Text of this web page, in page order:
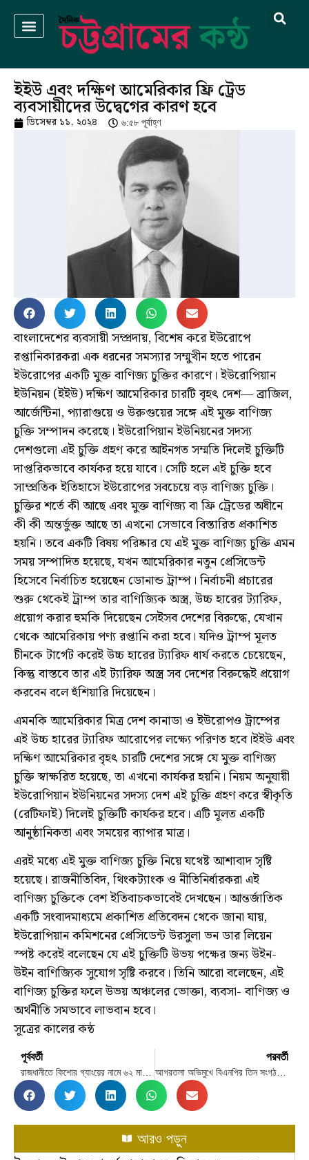
ইইউ এবং দক্ষিণ আমেরিকার ফ্রি ট্রেড
ব্যবসায়ীদের উদ্বেগের কারণ হবে
ডিসেম্বর ১১, ২০২৪ ৬:৫৮ পূর্বাহ্ণ
বাংলাদেশের ব্যবসায়ী সম্প্রদায়, বিশেষ করে ইউরোপে
রপ্তানিকারকরা এক ধরনের সমস্যার সম্মুখীন হতে পারেন
ইউরোপের একটি মুক্ত বাণিজ্য চুক্তির কারণে। ইউরোপিয়ান
ইউনিয়ন (ইইউ) দক্ষিণ আমেরিকার চারটি বৃহৎ দেশ— ব্রাজিল,
আর্জেন্টিনা, প্যারাগুয়ে ও উরুগুয়ের সঙ্গে এই মুক্ত বাণিজ্য
চুক্তি সম্পাদন করেছে। ইউরোপিয়ান ইউনিয়নের সদস্য
দেশগুলো এই চুক্তি গ্রহণ করে আইনগত সম্মতি দিলেই চুক্তিটি
দাপ্তরিকভাবে কার্যকর হয়ে যাবে। সেটি হলে এই চুক্তি হবে
সাম্প্রতিক ইতিহাসে ইউরোপের সবচেয়ে বড় বাণিজ্য চুক্তি।
চুক্তির শর্তে কী আছে এবং মুক্ত বাণিজ্য বা ফ্রি ট্রেডের অধীনে
কী কী অন্তর্ভুক্ত আছে তা এখনো সেভাবে বিস্তারিত প্রকাশিত
হয়নি। তবে একটি বিষয় পরিষ্কার যে এই মুক্ত বাণিজ্য চুক্তি এমন
সময় সম্পাদিত হয়েছে, যখন আমেরিকার নতুন প্রেসিডেন্ট
হিসেবে নির্বাচিত হয়েছেন ডোনান্ড ট্রাম্প। নির্বাচনী প্রচারের
শুরু থেকেই ট্রাম্প তার বাণিজ্যিক অস্ত্র, উচ্চ হারের ট্যারিফ,
প্রয়োগ করার হুমকি দিয়েছেন সেইসব দেশের বিরুদ্ধে, যেখান
থেকে আমেরিকায় পণ্য রপ্তানি করা হবে। যদিও ট্রাম্প মূলত
চীনকে টার্গেট করেই উচ্চ হারের ট্যারিফ ধার্য করতে চেয়েছেন,
কিন্তু বাস্তবে তার এই ট্যারিফ অস্ত্র সব দেশের বিরুদ্ধেই প্রয়োগ
করবেন বলে হুঁশিয়ারি দিয়েছেন।
এমনকি আমেরিকার মিত্র দেশ কানাডা ও ইউরোপও ট্রাম্পের
এই উচ্চ হারের ট্যারিফ আরোপের লক্ষ্যে পরিণত হবে।ইইউ এবং
দক্ষিণ আমেরিকার বৃহৎ চারটি দেশের সঙ্গে যে মুক্ত বাণিজ্য
চুক্তি স্বাক্ষরিত হয়েছে, তা এখনো কার্যকর হয়নি। নিয়ম অনুযায়ী
ইউরোপিয়ান ইউনিয়নের সদস্য দেশ এই চুক্তি গ্রহণ করে স্বীকৃতি
(রেটিফাই) দিলেই চুক্তিটি কার্যকর হবে। এটি মূলত একটি
আনুষ্ঠানিকতা এবং সময়ের ব্যাপার মাত্র।
এরই মধ্যে এই মুক্ত বাণিজ্য চুক্তি নিয়ে যথেষ্ট আশাবাদ সৃষ্টি
হয়েছে। রাজনীতিবিদ, থিংকট্যাংক ও নীতিনির্ধারকরা এই
বাণিজ্য চুক্তিকে বেশ ইতিবাচকভাবেই দেখছেন। আন্তর্জাতিক
একটি সংবাদমাধ্যমে প্রকাশিত প্রতিবেদন থেকে জানা যায়,
ইউরোপিয়ান কমিশনের প্রেসিডেন্ট উরসুলা ভন ডার লিয়েন
স্পষ্ট করেই বলেছেন যে এই চুক্তিটি উভয় পক্ষের জন্য উইন-
উইন বাণিজ্যিক সুযোগ সৃষ্টি করবে। তিনি আরো বলেছেন, এই
বাণিজ্য চুক্তির ফলে উভয় অঞ্চলের ভোক্তা, ব্যবসা- বাণিজ্য ও
অর্থনীতি সমভাবে লাভবান হবে।
সূত্রের কালের কন্ঠ
পূর্ববর্তী পরবর্তী
আগরতলা অভিমুখে বিএনপির তিন সংগঠনের লংমার্চ শুরু
আরও পড়ুন